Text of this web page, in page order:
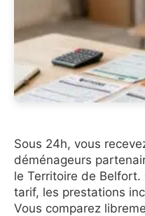
Sous 24h, vous
déménageurs
le Territoire de
tarif, les prestations
Vous comparez